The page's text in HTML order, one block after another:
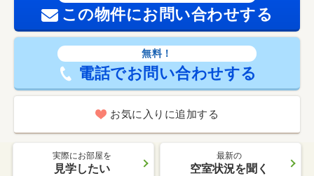
この物件にお問い合わせする
無料！
電話でお問い合わせする
お気に入りに追加する
実際にお部屋を
見学したい
最新の
空室状況を聞く